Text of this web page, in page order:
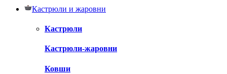
Кастрюли и жаровни
Кастрюли
Кастрюли-жаровни
Ковши